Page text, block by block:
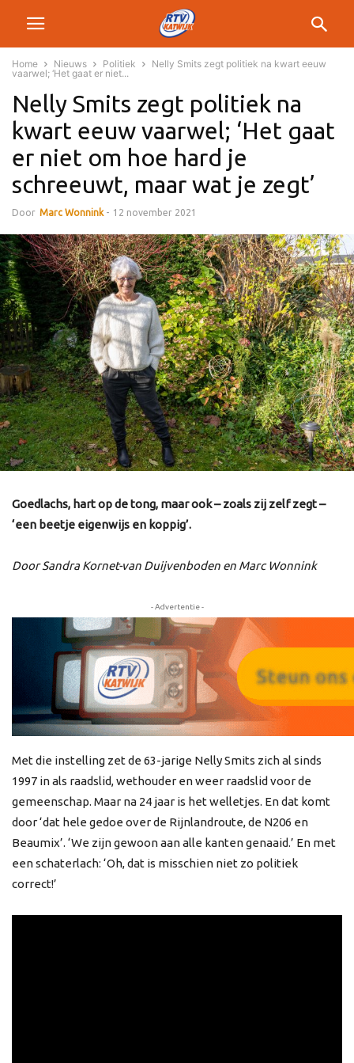
Home Nieuws Politiek
Nelly Smits zegt politiek na kwart eeuw
vaarwel; ‘Het gaat er niet...
Nelly Smits zegt politiek na
kwart eeuw vaarwel; ‘Het gaat
er niet om hoe hard je
schreeuwt, maar wat je zegt’
Door Marc Wonnink - 12 november 2021
Goedlachs, hart op de tong, maar ook – zoals zij zelf zegt –
‘een beetje eigenwijs en koppig’.
DoorSandra Kornet-van Duijvenboden en Marc Wonnink
- Advertentie -
Met die instelling zet de 63-jarige Nelly Smits zich al sinds
1997 in als raadslid, wethouder en weer raadslid voor de
gemeenschap. Maar na 24 jaar is het welletjes. En dat komt
door ‘dat hele gedoe over de Rijnlandroute, de N206 en
Beaumix’. ‘We zijn gewoon aan alle kanten genaaid.’ En met
een schaterlach: ‘Oh, dat is misschien niet zo politiek
correct!’